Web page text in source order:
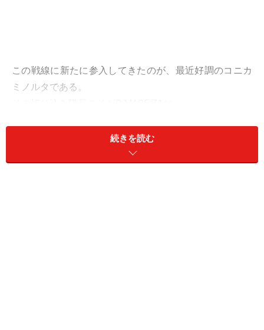
この戦線に新たに参入してきたのが、最近好調のコニカ
ミノルタである。
まずはそのスペックをチェックしてみよう。
レンズは35mm換算で38-380mm。それに加え、デジタ
続きを読む